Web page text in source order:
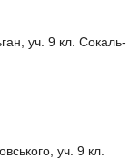
уч. 9 кл. Сокаль­
уч. 9 кл.